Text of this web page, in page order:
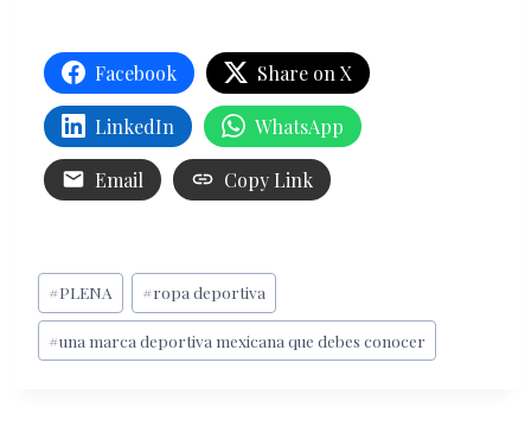
Facebook Share on X
LinkedIn WhatsApp
Email Copy Link
Etiquetas
de
la
#PLENA #ropa deportiva
#una marca deportiva mexicana que debes conocer